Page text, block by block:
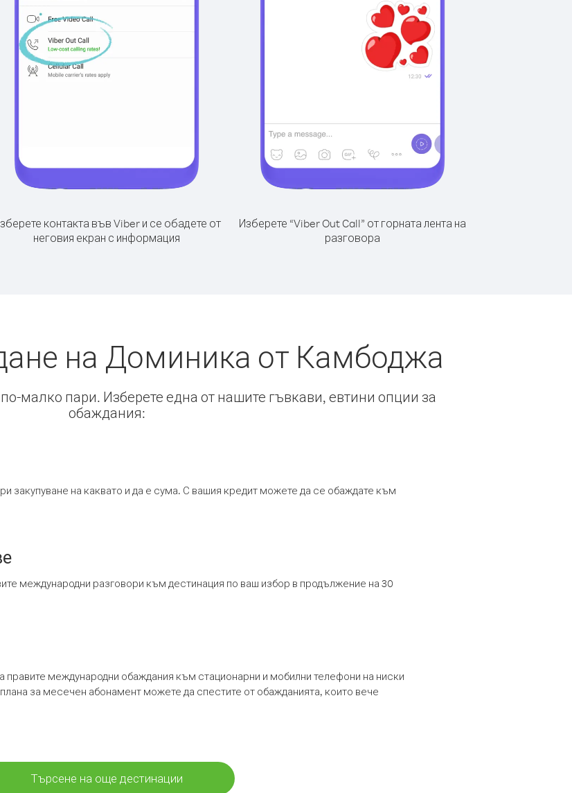
контакта във Viber и се обадете от
неговия екран с информация
Изберете “Viber Out Call” от горната лента на
разговора
на Доминика от Камбоджа
малко пари. Изберете една от нашите гъвкави, евтини опции за
обаждания:
закупуване на каквато и да е сума. С вашия кредит можете да се обаждате към
международни разговори към дестинация по ваш избор в продължение на 30
правите международни обаждания към стационарни и мобилни телефони на ниски
за месечен абонамент можете да спестите от обажданията, които вече
Търсене на още дестинации